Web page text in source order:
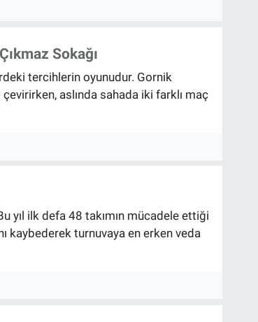
Sokağı
tercihlerin oyunudur. Gornik
aslında sahada iki farklı maç
yıl ilk defa 48 takımın mücadele ettiği
kaybederek turnuvaya en erken veda